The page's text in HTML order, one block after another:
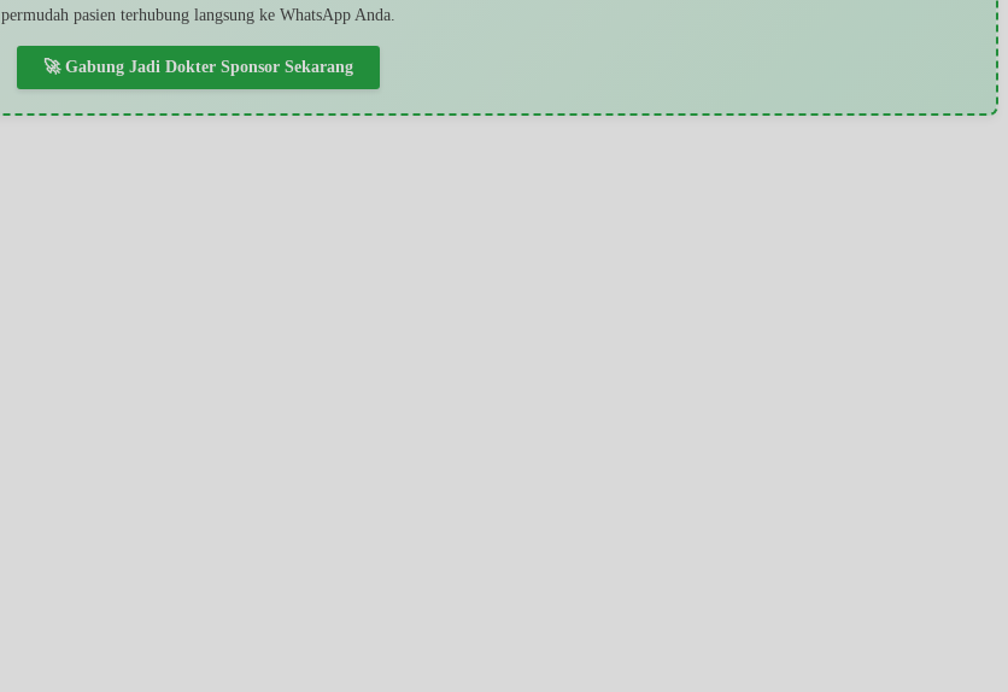
permudah pasien terhubung langsung ke WhatsApp Anda.
🚀 Gabung Jadi Dokter Sponsor Sekarang